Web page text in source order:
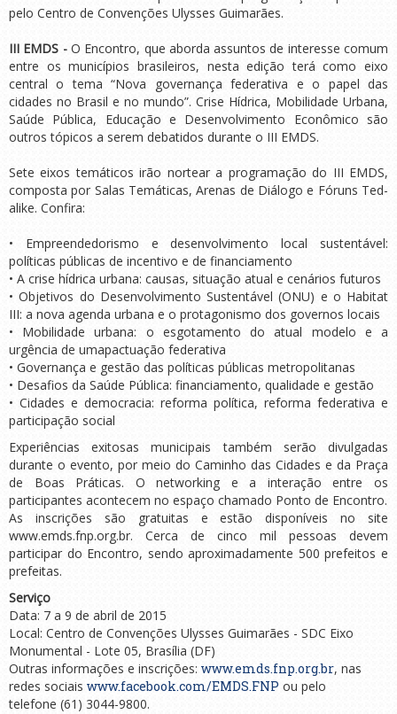
pelo Centro de Convenções Ulysses Guimarães.
III EMDS -O Encontro, que aborda assuntos de interesse comum
entre os municípios brasileiros, nesta edição terá como eixo
central o tema “Nova governança federativa e o papel das
cidades no Brasil e no mundo”. Crise Hídrica, Mobilidade Urbana,
Saúde Pública, Educação e Desenvolvimento Econômico são
outros tópicos a serem debatidos durante o III EMDS.
Sete eixos temáticos irão nortear a programação do III EMDS,
composta por Salas Temáticas, Arenas de Diálogo e Fóruns Ted-
alike. Confira:
• Empreendedorismo e desenvolvimento local sustentável:
políticas públicas de incentivo e de financiamento
• A crise hídrica urbana: causas, situação atual e cenários futuros
• Objetivos do Desenvolvimento Sustentável (ONU) e o Habitat
III: a nova agenda urbana e o protagonismo dos governos locais
• Mobilidade urbana: o esgotamento do atual modelo e a
urgência de umapactuação federativa
• Governança e gestão das políticas públicas metropolitanas
• Desafios da Saúde Pública: financiamento, qualidade e gestão
• Cidades e democracia: reforma política, reforma federativa e
participação social
Experiências exitosas municipais também serão divulgadas
durante o evento, por meio do Caminho das Cidades e da Praça
de Boas Práticas. O networking e a interação entre os
participantes acontecem no espaço chamado Ponto de Encontro.
As inscrições são gratuitas e estão disponíveis no site
www.emds.fnp.org.br. Cerca de cinco mil pessoas devem
participar do Encontro, sendo aproximadamente 500 prefeitos e
prefeitas.
Serviço
Data: 7 a 9 de abril de 2015
Local: Centro de Convenções Ulysses Guimarães - SDC Eixo
Monumental - Lote 05, Brasília (DF)
Outras informações e inscrições: www.emds.fnp.org.br, nas
redes sociais www.facebook.com/EMDS.FNP ou pelo
telefone (61) 3044-9800.